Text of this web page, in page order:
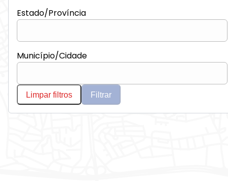
Estado/Província
Município/Cidade
Limpar filtros Filtrar